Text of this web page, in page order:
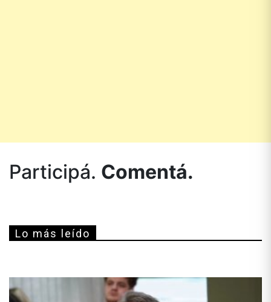
Participá. Comentá.
Lo más leído